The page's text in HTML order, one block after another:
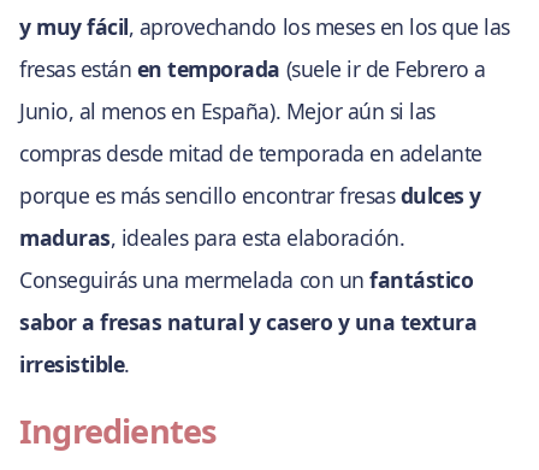
y muy fácil, aprovechando los meses en los que las
fresas están en temporada (suele ir de Febrero a
Junio, al menos en España). Mejor aún si las
compras desde mitad de temporada en adelante
porque es más sencillo encontrar fresasdulces y
maduras, ideales para esta elaboración.
Conseguirás una mermelada con unfantástico
sabor a fresas natural y casero y una textura
irresistible.
Ingredientes